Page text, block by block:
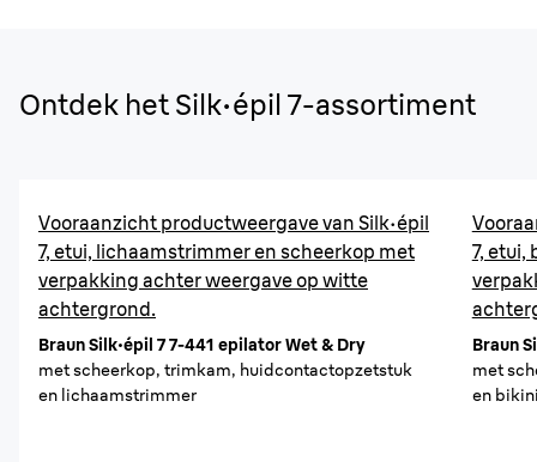
Ontdek het Silk·épil 7-assortiment
Vooraanzicht productweergave van Silk·épil
7, etui, lichaamstrimmer en scheerkop met
verpakking achter weergave op witte
achtergrond.
Braun Silk·épil 7 7-441 epilator Wet & Dry
met scheerkop, trimkam, huidcontactopzetstuk
en lichaamstrimmer
7,
Braun
met
en